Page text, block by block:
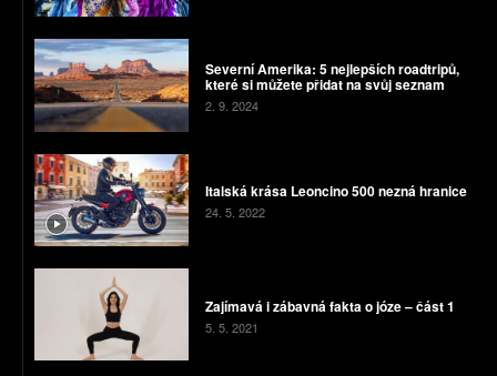
Severní Amerika: 5 nejlepších roadtripů,
které si můžete přidat na svůj seznam
2. 9. 2024
Italská krása Leoncino 500 nezná hranice
24. 5. 2022
Zajímavá i zábavná fakta o józe – část 1
5. 5. 2021